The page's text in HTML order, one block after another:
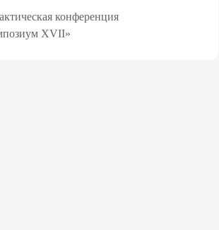
конференция
XVII»